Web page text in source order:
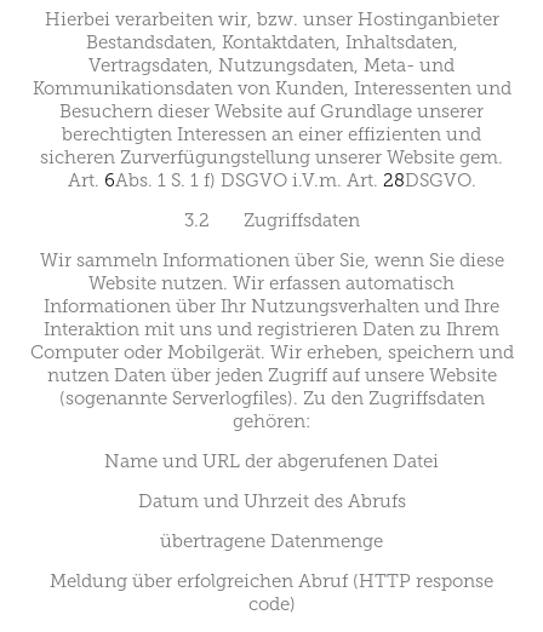
Hierbei verarbeiten wir, bzw. unser Hostinganbieter
Bestandsdaten, Kontaktdaten, Inhaltsdaten,
Vertragsdaten, Nutzungsdaten, Meta- und
Kommunikationsdaten von Kunden, Interessenten und
Besuchern dieser Website auf Grundlage unserer
berechtigten Interessen an einer effizienten und
sicheren Zurverfügungstellung unserer Website gem.
Art. 6Abs. 1 S. 1 f) DSGVO i.V.m. Art. 28DSGVO.
3.2 Zugriffsdaten
Wir sammeln Informationen über Sie, wenn Sie diese
Website nutzen. Wir erfassen automatisch
Informationen über Ihr Nutzungsverhalten und Ihre
Interaktion mit uns und registrieren Daten zu Ihrem
Computer oder Mobilgerät. Wir erheben, speichern und
nutzen Daten über jeden Zugriff auf unsere Website
(sogenannte Serverlogfiles). Zu den Zugriffsdaten
gehören:
Name und URL der abgerufenen Datei
Datum und Uhrzeit des Abrufs
übertragene Datenmenge
Meldung über erfolgreichen Abruf (HTTP response
code)